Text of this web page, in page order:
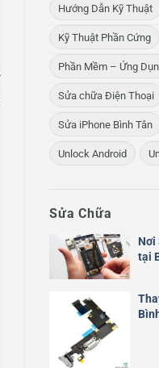
Hướng Dẫn Kỹ Thuật
Kỹ Thuật Phần Cứng
Phần Mềm – Ứng
Sửa chữa Điện Thoại
Sửa iPhone Bình Tân
Unlock Android
Sửa Chữa
Nơi
tại